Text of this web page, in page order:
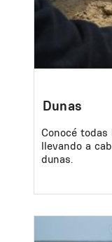
Dunas
Conocé
llevando a
dunas.